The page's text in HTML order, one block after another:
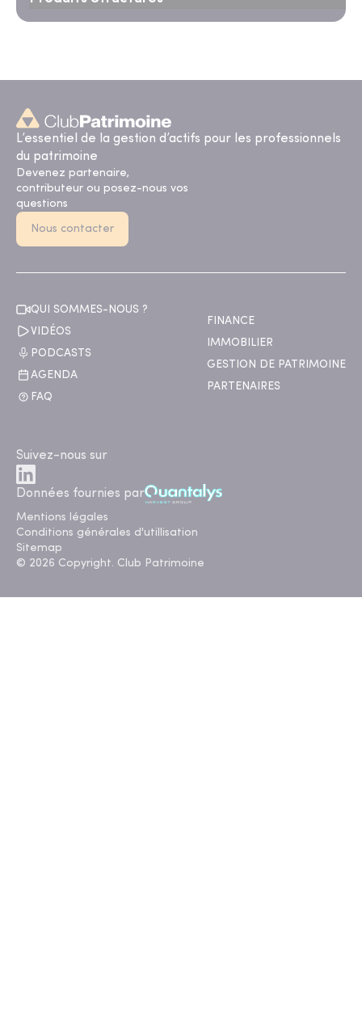
L’essentiel de la gestion d’actifs pour les professionnels
du patrimoine
Devenez partenaire,
contributeur ou posez-nous vos
questions
Nous contacter
QUI SOMMES-NOUS ?
VIDÉOS
PODCASTS
AGENDA
FAQ
FINANCE
IMMOBILIER
GESTION DE PATRIMOINE
PARTENAIRES
Suivez-nous sur
Données fournies par
Mentions légales
Conditions générales d'utillisation
Sitemap
© 2026 Copyright. Club Patrimoine